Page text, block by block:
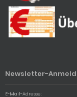
Newsletter-
E-Mail-Adresse: